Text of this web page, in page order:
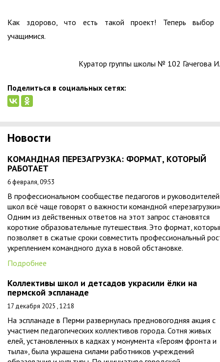
Как здорово, что есть такой проект! Теперь выбор
учащимися.
Куратор группы школы № 102 Гачегова
Поделиться в социальных сетях:
Новости
КОМАНДНАЯ ПЕРЕЗАГРУЗКА: ФОРМАТ, КОТОРЫЙ
РАБОТАЕТ
6 февраля, 09:53
В профессиональном сообществе педагогов и руководителей
школ всё чаще говорят о важности командной
Одним из действенных ответов на этот запрос становятся
короткие образовательные путешествия. Это формат,
позволяет в сжатые сроки совместить профессиональный
укреплением командного духа в новой обстановке.
Подробнее
Коллективы школ и детсадов украсили ёлки на
пермской эспланаде
17 декабря 2025 , 12:18
На эспланаде в Перми развернулась предновогодняя акция с
участием педагогических коллективов города. Сотня живых
елей, установленных в кадках у монумента «Героям фронта и
тыла», была украшена силами работников учреждений